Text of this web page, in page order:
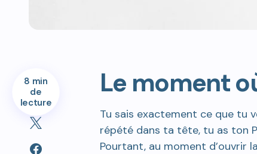
8 min
de
lecture
Le moment
Tu sais exactement ce que tu
répété dans ta tête, tu as ton
Pourtant, au moment d’ouvrir